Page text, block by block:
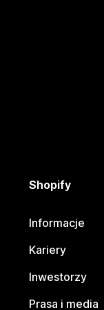
Shopify
Informacje
Kariery
Inwestorzy
Prasa i media